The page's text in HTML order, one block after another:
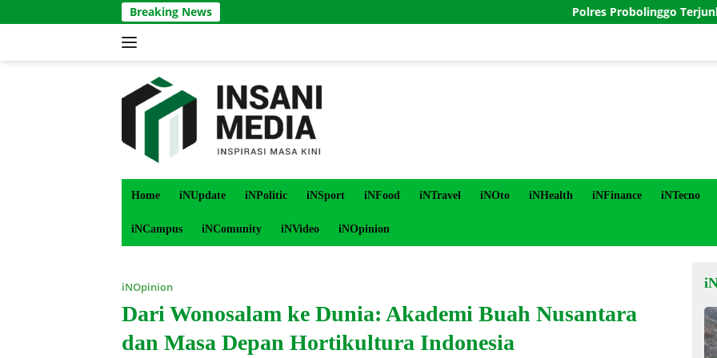
ke
Breaking News Polres Probolinggo Terjunkan
Home iNUpdate iNPolitic iNSport iNFood iNTravel iNOto iNHealth iNFinance iNTecno
iNCampus iNComunity iNVideo iNOpinion
iNOpinion
Dari Wonosalam ke Dunia: Akademi Buah Nusantara
dan Masa Depan Hortikultura Indonesia